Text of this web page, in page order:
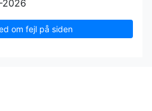
2026
om fejl på siden